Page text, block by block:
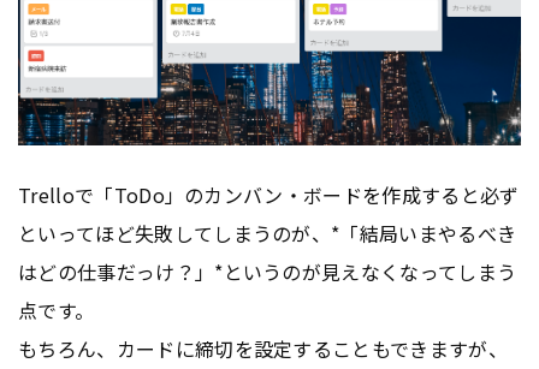
Trelloで「ToDo」のカンバン・ボードを作成すると必ず
といってほど失敗してしまうのが、*「結局いまやるべき
はどの仕事だっけ？」*というのが見えなくなってしまう
点です。
もちろん、カードに締切を設定することもできますが、